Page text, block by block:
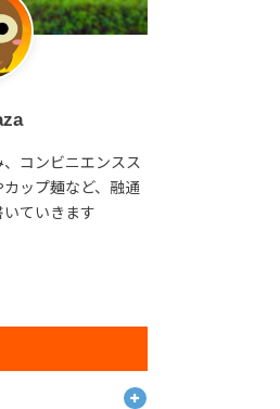
コンビニエンスス
カップ麺など、融通
ていきます